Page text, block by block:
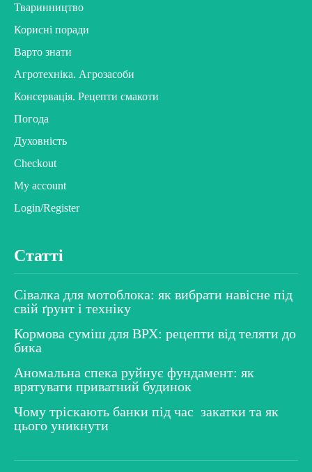
Тваринництво
Корисні поради
Варто знати
Агротехніка. Агрозасоби
Консервація. Рецепти смакоти
Погода
Духовність
Checkout
My account
Login/Register
Статті
Сівалка для мотоблока: як вибрати навісне під
свій ґрунт і техніку
Кормова суміш для ВРХ: рецепти від теляти до
бика
Аномальна спека руйнує фундамент: як
врятувати приватний будинок
Чому тріскають банки під час закатки та як
цього уникнути